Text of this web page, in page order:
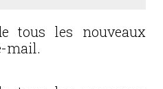
tous les nouveaux
mail.